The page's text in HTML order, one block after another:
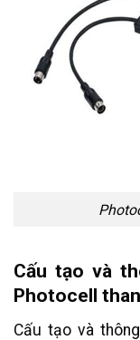
Cấu tạo và
Photocell
Cấu tạo và